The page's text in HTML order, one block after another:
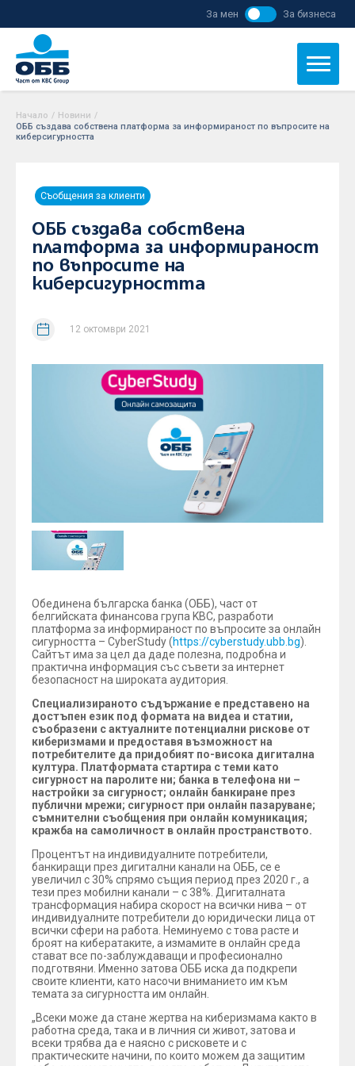
За мен За бизнеса
Начало / Новини /
ОББ създава собствена платформа за информираност по въпросите на
киберсигурността
Съобщения за клиенти
ОББ създава собствена
платформа за информираност
по въпросите на
киберсигурността
12 октомври 2021
Обединена българска банка (ОББ), част от
белгийската финансова група KBC, разработи
платформа за информираност по въпросите за онлайн
сигурността – CyberStudy (https://cyberstudy.ubb.bg).
Сайтът има за цел да даде полезна, подробна и
практична информация със съвети за интернет
безопасност на широката аудитория.
Специализираното съдържание е представено на
достъпен език под формата на видеа и статии,
съобразени с актуалните потенциални рискове от
киберизмами и предоставя възможност на
потребителите да придобият по-висока дигитална
култура. Платформата стартира с теми като
сигурност на паролите ни; банка в телефона ни –
настройки за сигурност; онлайн банкиране през
публични мрежи; сигурност при онлайн пазаруване;
съмнителни съобщения при онлайн комуникация;
кражба на самоличност в онлайн пространството.
Процентът на индивидуалните потребители,
банкиращи през дигитални канали на ОББ, сe e
увеличил с 30% спрямо същия период през 2020 г., а
тези през мобилни канали – с 38%. Дигиталната
трансформация набира скорост на всички нива – от
индивидуалните потребители до юридически лица от
всички сфери на работа. Неминуемо с това расте и
броят на кибератаките, а измамите в онлайн среда
стават все по-заблуждаващи и професионално
подготвяни. Именно затова ОББ иска да подкрепи
своите клиенти, като насочи вниманието им към
темата за сигурността им онлайн.
„Всеки може да стане жертва на киберизмама както в
работна среда, така и в личния си живот, затова и
всеки трябва да е наясно с рисковете и с
практическите начини, по които можем да защитим